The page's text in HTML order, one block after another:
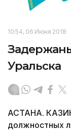
10:54, 06 Июня 2018
Уральска
АСТАНА.
должностных